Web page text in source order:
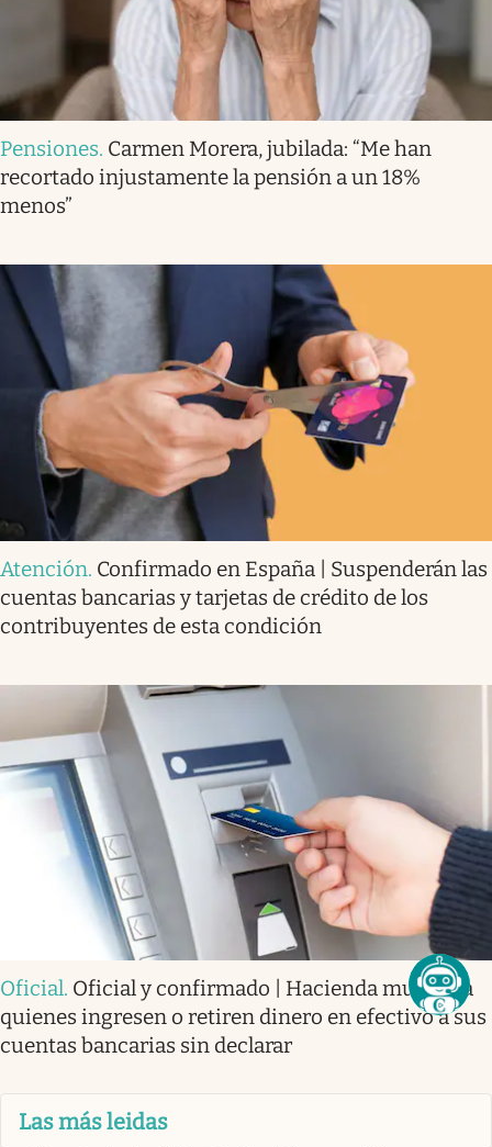
Pensiones. Carmen Morera, jubilada: “Me han
recortado injustamente la pensión a un 18%
menos”
Atención. Confirmado en España | Suspenderán las
cuentas bancarias y tarjetas de crédito de los
contribuyentes de esta condición
Oficial. Oficial y confirmado | Hacienda multará a
quienes ingresen o retiren dinero en efectivo a sus
cuentas bancarias sin declarar
Las más leidas